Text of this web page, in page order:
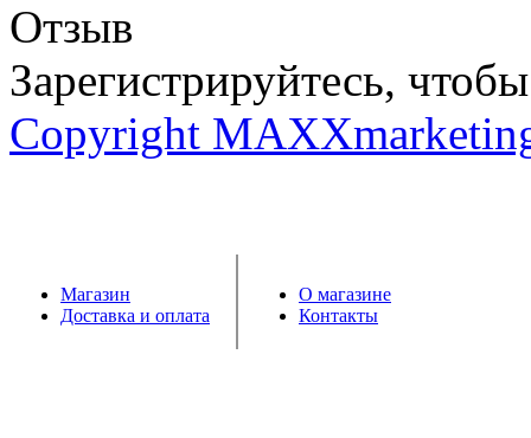
Отзыв
Зарегистрируйтесь,
Copyright
Магазин
Доставка и оплата
О магазине
Контакты